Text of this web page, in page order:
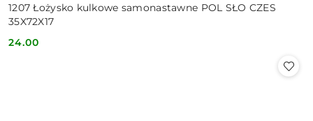
1207 Łożysko kulkowe samonastawne POL SŁO CZES
35X72X17
Cena:
24.00